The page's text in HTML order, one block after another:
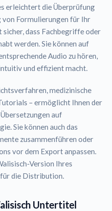
erleichtert die Überprüfung
von Formulierungen für Ihr
dass Fachbegriffe oder
werden. Sie können auf
Audio zu hören,
und effizient macht.
medizinische
– ermöglicht Ihnen der
auf
Sie können auch das
zusammenführen oder
vor dem Export anpassen.
Version Ihres
die Distribution.
Untertitel